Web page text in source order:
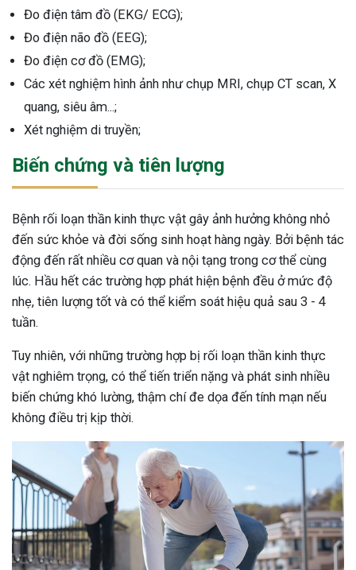
Đo điện tâm đồ (EKG/ ECG);
Đo điện não đồ (EEG);
Đo điện cơ đồ (EMG);
Các xét nghiệm hình ảnh như chụp MRI, chụp CT scan, X
quang, siêu âm...;
Xét nghiệm di truyền;
Biến chứng và tiên lượng
Bệnh rối loạn thần kinh thực vật gây ảnh hưởng không nhỏ
đến sức khỏe và đời sống sinh hoạt hàng ngày. Bởi bệnh tác
động đến rất nhiều cơ quan và nội tạng trong cơ thể cùng
lúc. Hầu hết các trường hợp phát hiện bệnh đều ở mức độ
nhẹ, tiên lượng tốt và có thể kiểm soát hiệu quả sau 3 - 4
tuần.
Tuy nhiên, với những trường hợp bị rối loạn thần kinh thực
vật nghiêm trọng, có thể tiến triển nặng và phát sinh nhiều
biến chứng khó lường, thậm chí đe dọa đến tính mạn nếu
không điều trị kịp thời.